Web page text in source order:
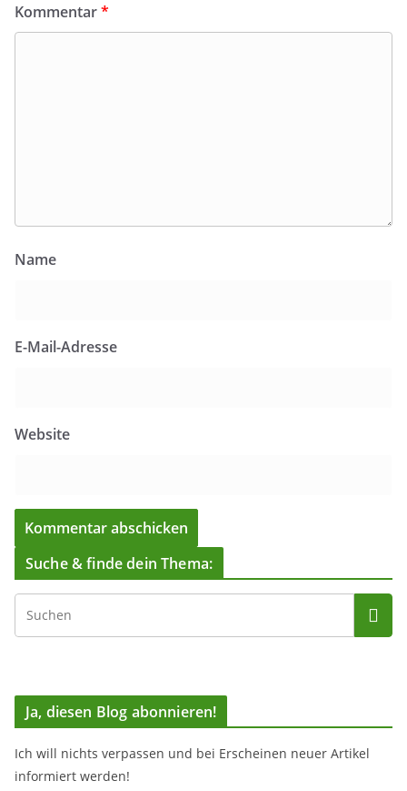
Kommentar*
Name
E-Mail-Adresse
Website
Suche & finde dein Thema:
Ja, diesen Blog abonnieren!
Ich will nichts verpassen und bei Erscheinen neuer Artikel
informiert werden!